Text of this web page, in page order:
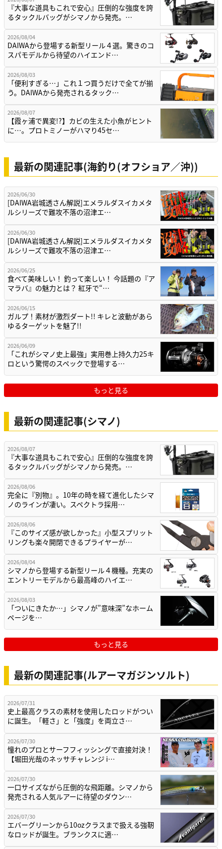
『大事な道具もこれで安心』圧倒的な強度を誇
るタックルバッグがシマノから発売。…
2026/08/04
DAIWAから登場する新型リール４選。驚きのコ
スパモデルから待望のハイエンド…
2026/08/03
「便利すぎる…」これ１つ買うだけで全てが揃
う。DAIWAから発売されるタック…
2026/08/07
【霞ヶ浦で異変!?】カビの生えた小魚がヒント
に…。プロトミノーがハマり45セ…
最新の関連記事(海釣り(オフショア／沖))
2026/06/30
[DAIWA岩城透さん解説]エメラルダスイカメタ
ルシリーズで難攻不落の沼津エ…
2026/06/30
[DAIWA岩城透さん解説]エメラルダスイカメタ
ルシリーズで難攻不落の沼津エ…
2026/06/25
食べて美味しい！ 釣って楽しい！ 今話題の『ア
マラバ』の魅力とは？ 紅牙で“…
2026/06/15
ガルプ！素材が激烈ダート!! キレと波動があら
ゆるターゲットを魅了!!
2026/06/09
「これがシマノ史上最強」実用巻上持久力25キ
ロという驚愕のスペックで登場する…
もっと見る
最新の関連記事(シマノ)
2026/08/07
『大事な道具もこれで安心』圧倒的な強度を誇
るタックルバッグがシマノから発売。…
2026/08/06
完全に『別物』。10年の時を経て進化したシマ
ノのラインが凄い。スペクトラ採用…
2026/08/06
『このサイズ感が欲しかった』小型スプリット
リングも楽々開閉できるプライヤーが…
2026/08/04
シマノから登場する新型リール４機種。充実の
エントリーモデルから最高峰のハイエ…
2026/08/03
「ついにきたか…」シマノが”意味深”なホーム
ページを…
もっと見る
最新の関連記事(ルアーマガジンソルト)
2026/07/31
史上最高クラスの素材を使用したロッドがつい
に誕生。「軽さ」と「強度」を両立さ…
2026/07/30
憧れのプロとサーフフィッシングで直接対決！
【堀田光哉のネッサチャレンジ i…
2026/07/30
一口サイズながら圧倒的な飛距離。シマノから
発売される人気ルアーに待望のダウン…
2026/07/30
エバーグリーンから10ozクラスまで扱える強靭
なロッドが誕生。ブランクスに適…